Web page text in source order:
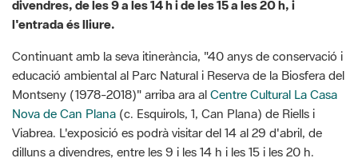
educació ambiental al Parc Natural i Reserva de la Biosfera del
Nova de Can Plana(c. Esquirols, 1, Can Plana) de Riells i
Viabrea. L'exposició es podrà visitar del 14 al 29 d'abril, de
dilluns a divendres, entre les 9 i les 14 h i les 15 i les 20 h.
La mostra està estructurada en cinc mòduls que s'han
organitzat temàticament al voltant de tres eixos. D'una banda,